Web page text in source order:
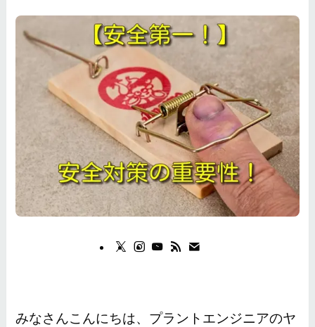
みなさんこんにちは、プラントエンジニアのヤ